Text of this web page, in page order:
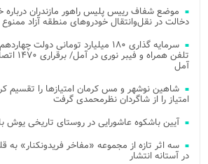
موضع شفاف رییس پلیس راهور مازندران درباره
دخالت در نقل‌وانتقال خودروهای منطقه آزاد ممنوع
سرمایه گذاری ۱۸۰ میلیارد تومانی
تلفن
آمل
شاهین نوشهر و مس کرمان امتیازها را
امتیاز را از شاگردان نظرمحمدی گرفت
آیین باشکوه عاشورایی در روستای تاریخی یوش
سه اثر تازه از مجموعه «مفاخر فریدونکنار» به
در آستانه انتشار